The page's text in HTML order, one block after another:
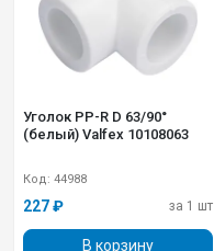
Уголок PP-R D 63/90°
(белый) Valfex 10108063
Код: 44988
227 ₽ за 1 шт
В корзину